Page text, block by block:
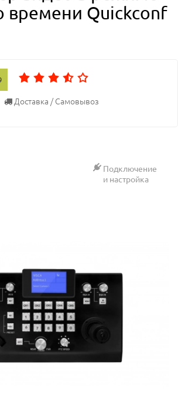
времени Quickconf
Доставка / Самовывоз
Подключение
и настройка